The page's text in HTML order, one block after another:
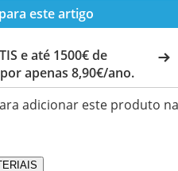
este artigo
e até 1500€ de
apenas 8,90€/ano.
adicionar este produto na